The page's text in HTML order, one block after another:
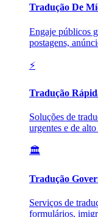
Tradução De
Engaje públicos
postagens,
⚡
Tradução
Soluções de
urgentes e de
🏛️
Tradução
Serviços de
formulários,